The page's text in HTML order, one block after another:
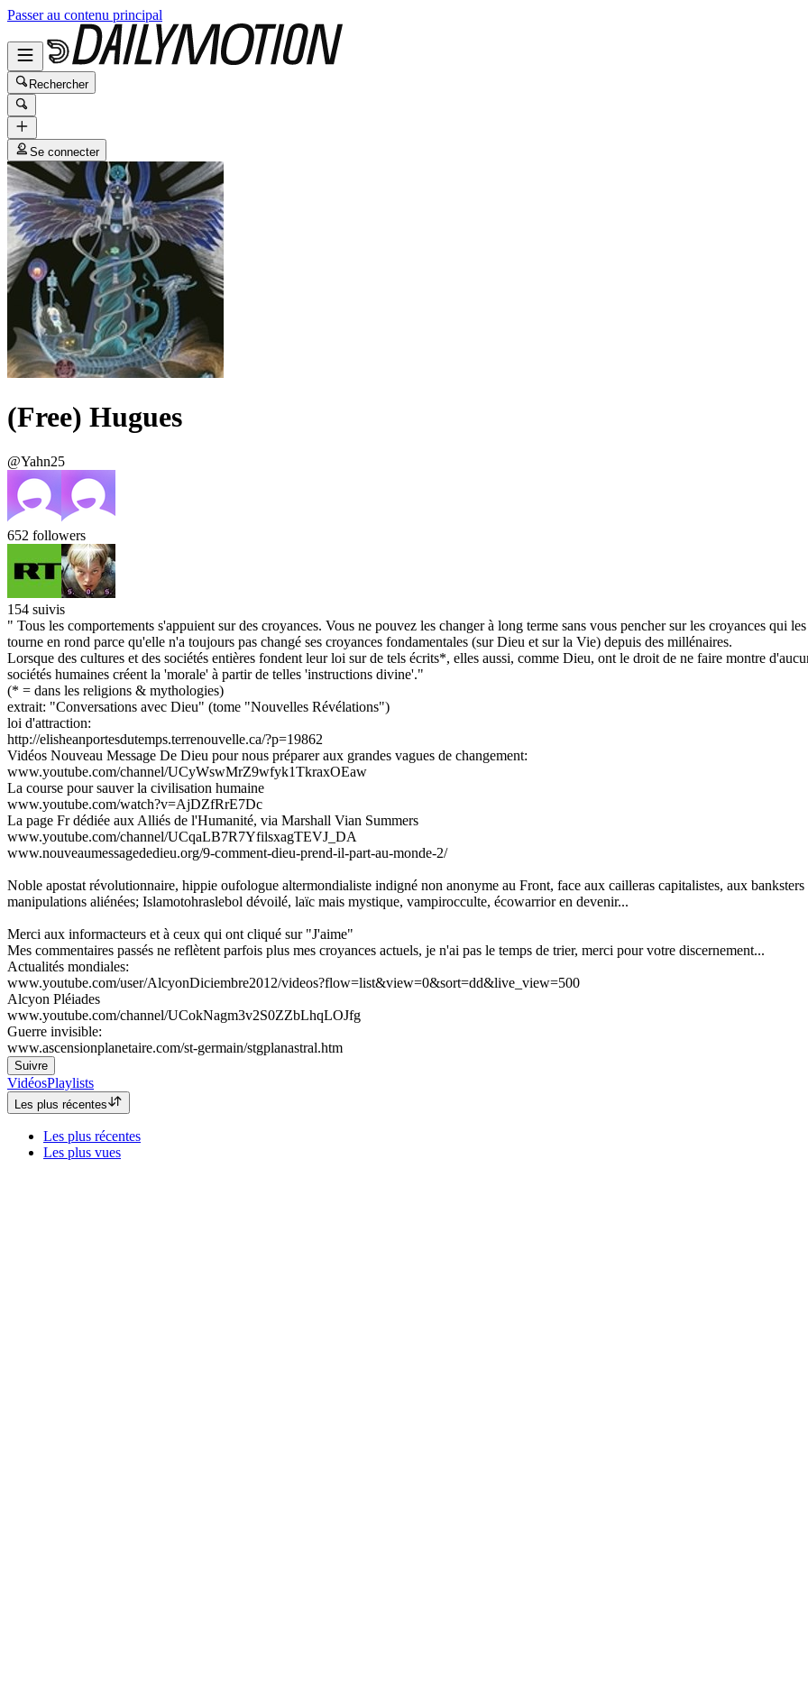
Passer au contenu principal
Rechercher
Se connecter
(Free) Hugues
@Yahn25
652 followers
154 suivis
" Tous les comportements s'appuient sur des croyances. Vous ne pouvez les changer à long terme sans vous pencher sur les croyances qui
tourne en rond parce qu'elle n'a toujours pas changé ses croyances fondamentales (sur Dieu et sur la Vie) depuis des millénaires.
Lorsque des cultures et des sociétés entières fondent leur loi sur de tels écrits*, elles aussi, comme Dieu, ont le droit de ne faire montre
sociétés humaines créent la 'morale' à partir de telles 'instructions divine'."
(* = dans les religions & mythologies)
extrait: "Conversations avec Dieu" (tome "Nouvelles Révélations")
loi d'attraction:
http://elisheanportesdutemps.terrenouvelle.ca/?p=19862
Vidéos Nouveau Message De Dieu pour nous préparer aux grandes vagues de changement:
www.youtube.com/channel/UCyWswMrZ9wfyk1TkraxOEaw
La course pour sauver la civilisation humaine
www.youtube.com/watch?v=AjDZfRrE7Dc
La page Fr dédiée aux Alliés de l'Humanité, via Marshall Vian Summers
www.youtube.com/channel/UCqaLB7R7YfilsxagTEVJ_DA
www.nouveaumessagededieu.org/9-comment-dieu-prend-il-part-au-monde-2/
Noble apostat révolutionnaire, hippie oufologue altermondialiste indigné non anonyme au Front, face aux cailleras capitalistes, aux
manipulations aliénées; Islamotohraslebol dévoilé, laïc mais mystique, vampirocculte, écowarrior en devenir...
Merci aux informacteurs et à ceux qui ont cliqué sur "J'aime"
Mes commentaires passés ne reflètent parfois plus mes croyances actuels, je n'ai pas le temps de trier, merci pour votre discernement...
Actualités mondiales:
www.youtube.com/user/AlcyonDiciembre2012/videos?flow=list&view=0&sort=dd&live_view=500
Alcyon Pléiades
www.youtube.com/channel/UCokNagm3v2S0ZZbLhqLOJfg
Guerre invisible:
www.ascensionplanetaire.com/st-germain/stgplanastral.htm
Suivre
VidéosPlaylists
Les plus récentes
Les plus récentes
Les plus vues